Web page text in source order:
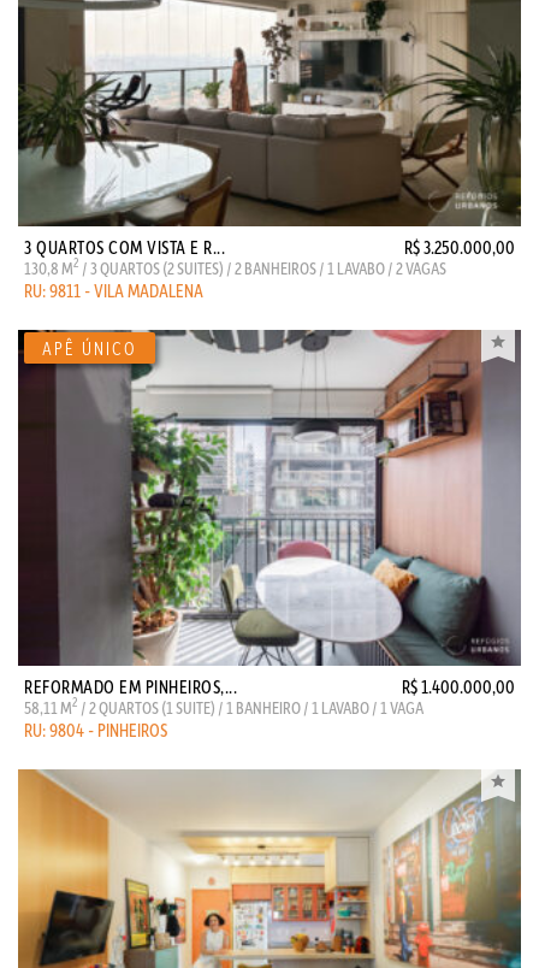
3 QUARTOS COM VISTA E R... R$ 3.250.000,00
130,8 M2 / 3 QUARTOS (2 SUITES) / 2 BANHEIROS / 1 LAVABO / 2 VAGAS
RU: 9811 - VILA MADALENA
REFORMADO EM PINHEIROS,... R$ 1.400.000,00
58,11 M2 / 2 QUARTOS (1 SUITE) / 1 BANHEIRO / 1 LAVABO / 1 VAGA
RU: 9804 - PINHEIROS